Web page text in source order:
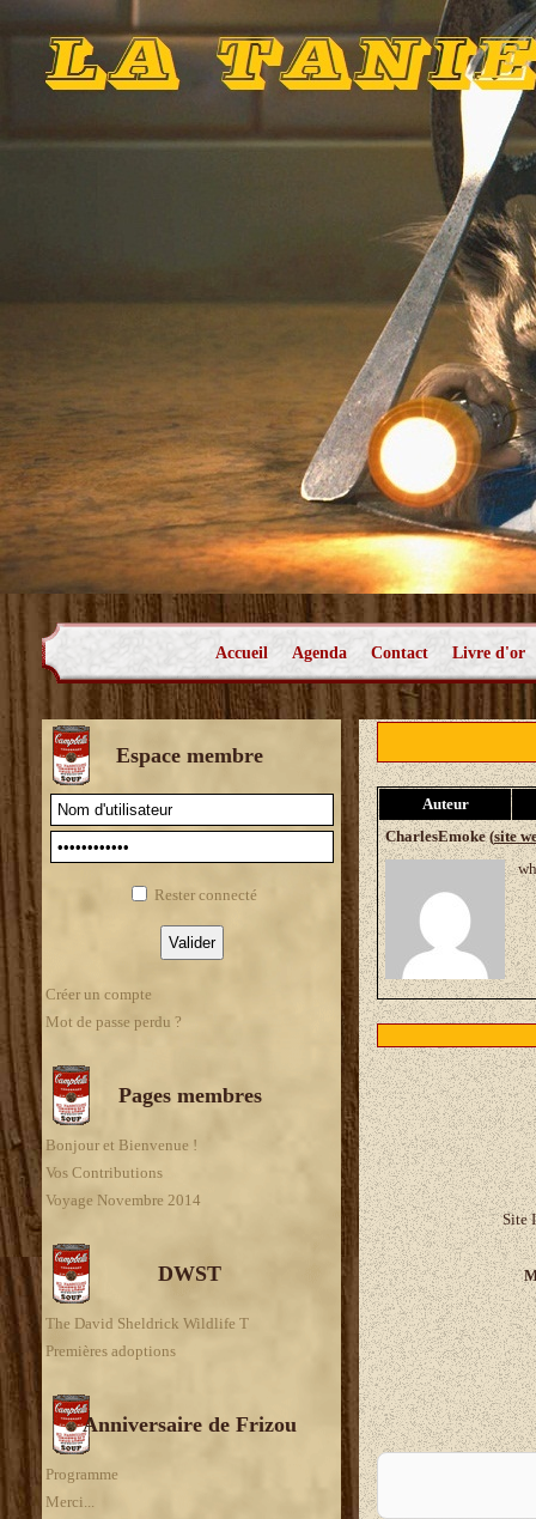
Accueil Agenda Contact Livre d'or
Espace membre
Rester connecté
Créer un compte
Mot de passe perdu ?
Pages membres
Bonjour et Bienvenue !
Vos Contributions
Voyage Novembre 2014
DWST
The David Sheldrick Wildlife T
Premières adoptions
Anniversaire de Frizou
Programme
Merci...
Auteur
CharlesEmoke (site
Site